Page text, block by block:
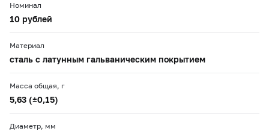
Номинал
10 рублей
Материал
сталь с латунным гальваническим покрытием
Масса общая, г
5,63 (±0,15)
Диаметр, мм